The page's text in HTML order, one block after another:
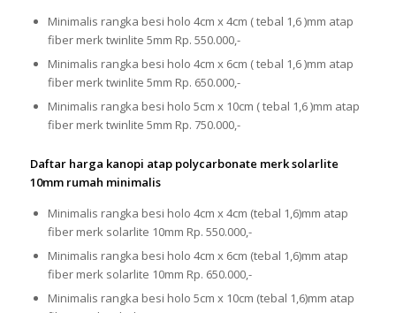
Minimalis rangka besi holo 4cm x 4cm ( tebal 1,6 )mm atap
fiber merk twinlite 5mm Rp. 550.000,-
Minimalis rangka besi holo 4cm x 6cm ( tebal 1,6 )mm atap
fiber merk twinlite 5mm Rp. 650.000,-
Minimalis rangka besi holo 5cm x 10cm ( tebal 1,6 )mm atap
fiber merk twinlite 5mm Rp. 750.000,-
Daftar harga kanopi atap polycarbonate merk solarlite
10mm rumah minimalis
Minimalis rangka besi holo 4cm x 4cm (tebal 1,6)mm atap
fiber merk solarlite 10mm Rp. 550.000,-
Minimalis rangka besi holo 4cm x 6cm (tebal 1,6)mm atap
fiber merk solarlite 10mm Rp. 650.000,-
Minimalis rangka besi holo 5cm x 10cm (tebal 1,6)mm atap